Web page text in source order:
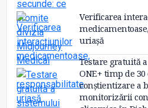
Verificarea
uriașă
Testare gratuită
ONE+ timp de
conștientizare a
monitorizării